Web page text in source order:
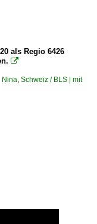
als Regio 6426

, Schweiz / BLS | mit